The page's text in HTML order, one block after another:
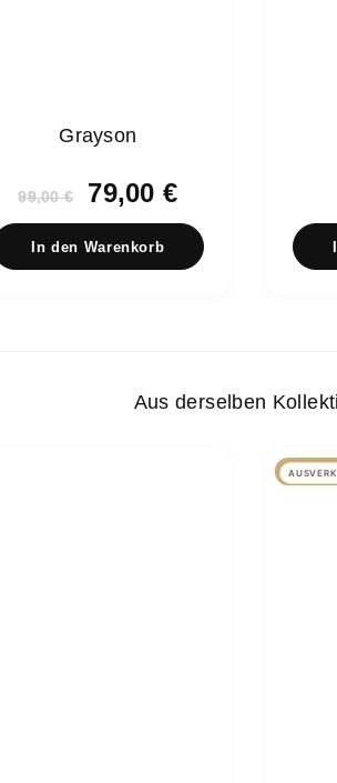
Grayson
99,00€
Ursprünglicher
Preis
war:
99,00 €
79,00 €Aktueller
Preis
ist:
79,00 €.
In den Warenkorb
Aus derselben